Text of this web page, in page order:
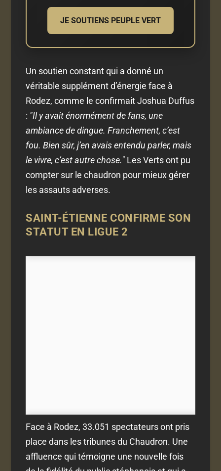
JE SOUTIENS PEUPLE VERT
Un soutien constant qui a donné un
véritable supplément d’énergie face à
Rodez, comme le confirmait Joshua Duffus
: "Il y avait énormément de fans, une
ambiance de dingue. Franchement, c’est
fou. Bien sûr, j’en avais entendu parler, mais
le vivre, c’est autre chose." Les Verts ont pu
compter sur le chaudron pour mieux gérer
les assauts adverses.
SAINT-ÉTIENNE CONFIRME SON
STATUT EN LIGUE 2
Face à Rodez, 33.051 spectateurs ont pris
place dans les tribunes du Chaudron. Une
affluence qui témoigne une nouvelle fois